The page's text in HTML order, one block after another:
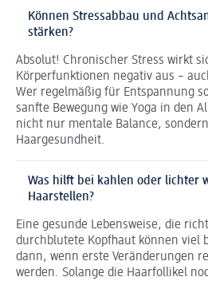
Können Stressabbau und
stärken?
Absolut! Chronischer Stress wirkt
Körperfunktionen negativ aus –
Wer regelmäßig für Entspannung
sanfte Bewegung wie Yoga in den
nicht nur mentale Balance,
Haargesundheit.
Was hilft bei kahlen oder lichter
Haarstellen?
Eine gesunde Lebensweise, die
durchblutete Kopfhaut können viel
dann, wenn erste Veränderungen
werden. Solange die Haarfollikel